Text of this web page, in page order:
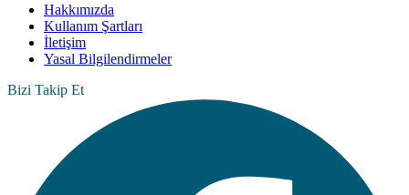
Hakkımızda
Kullanım Şartları
İletişim
Yasal Bilgilendirmeler
Bizi Takip Et